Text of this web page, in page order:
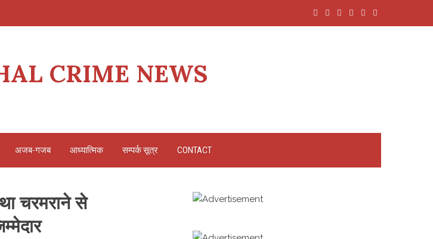
CRIME NEWS
अजब-गजब आध्यात्मिक सम्पर्क सूत्र CONTACT
चरमराने से